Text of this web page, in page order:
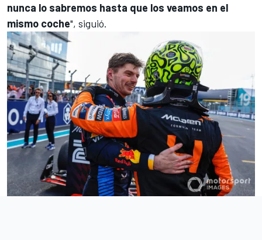
nunca lo sabremos hasta que los veamos en el
mismo coche", siguió.